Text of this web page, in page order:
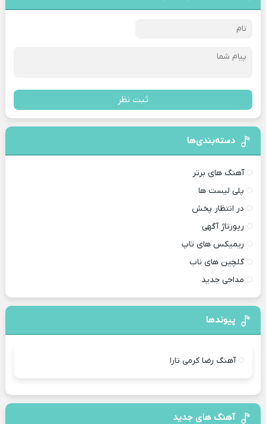
ثبت نظر
دسته‌بندی‌ها
آهنگ های برتر
پلی لیست ها
در انتظار پخش
رپورتاژ آگهی
ریمیکس های تاپ
گلچین های ناب
مداحی جدید
پیوندها
آهنگ رضا کرمی تارا
آهنگ های جدید